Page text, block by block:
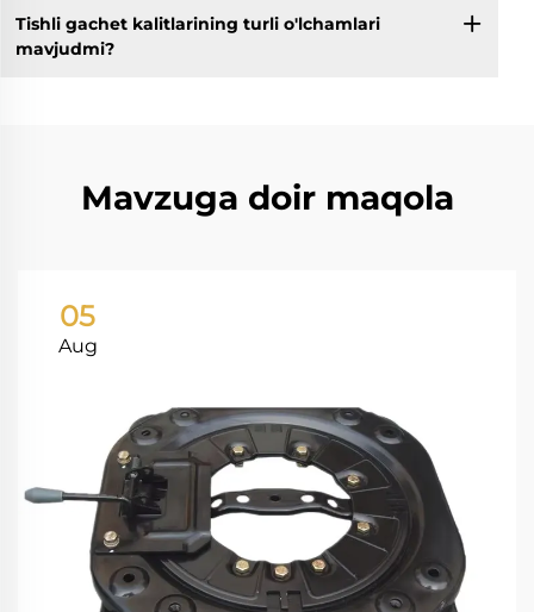
Tishli gachet kalitlarining turli o'lchamlari
mavjudmi?
Mavzuga doir maqola
05
Aug